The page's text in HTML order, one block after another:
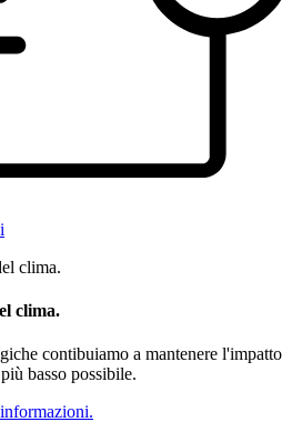
clima.
contibuiamo a mantenere l'impatto
basso possibile.